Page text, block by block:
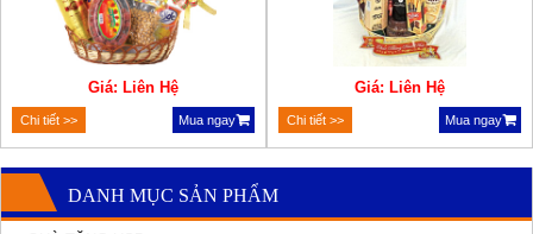
Giá: Liên Hệ
Chi tiết >> Mua ngay
Giá: Liên Hệ
Chi tiết >> Mua ngay
DANH MỤC SẢN PHẨM